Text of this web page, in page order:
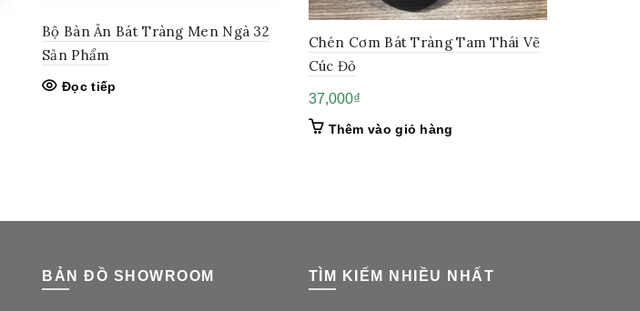
Bộ Bàn Ăn Bát Tràng Men Ngà 32
Sản Phẩm
Đọc tiếp
Chén Cơm Bát Tràng Tam Thái Vẽ
Cúc Đỏ
37,000₫
Thêm vào giỏ hàng
BẢN ĐỒ SHOWROOM TÌM KIẾM NHIỀU NHẤT